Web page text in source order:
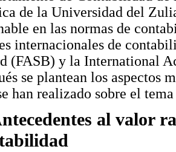
de la Universidad del
en las normas de
internacionales de
(FASB) y la International
se plantean los aspectos
han realizado sobre el
al valor